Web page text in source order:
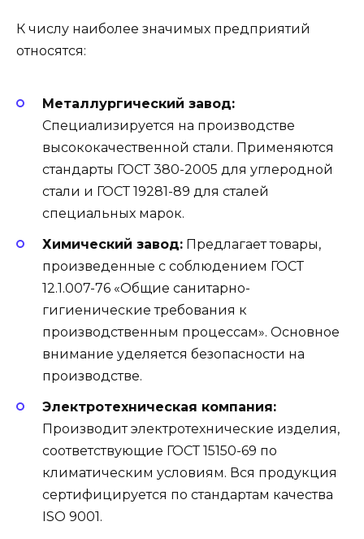
К числу наиболее значимых предприятий
относятся:
Металлургический завод:
Специализируется на производстве
высококачественной стали. Применяются
стандарты ГОСТ 380-2005 для углеродной
стали и ГОСТ 19281-89 для сталей
специальных марок.
Химический завод: Предлагает товары,
произведенные с соблюдением ГОСТ
12.1.007-76 «Общие санитарно-
гигиенические требования к
производственным процессам». Основное
внимание уделяется безопасности на
производстве.
Электротехническая компания:
Производит электротехнические изделия,
соответствующие ГОСТ 15150-69 по
климатическим условиям. Вся продукция
сертифицируется по стандартам качества
ISO 9001.